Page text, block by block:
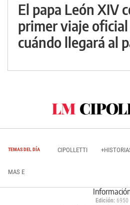
El papa León XIV
primer viaje
cuándo llegará al
TEMAS DEL DÍA CIPOLLETTI
MAS E
Edición: 6950